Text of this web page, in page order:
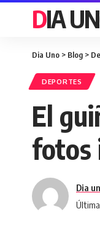
DIA
Dia Uno > Blog >
DEPORTES
El
fotos
Dia